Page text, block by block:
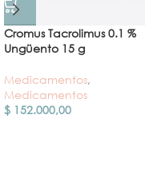
Cromus Tacrolimus 0.1 %
Ungüento 15 g
Medicamentos,
Medicamentos
$ 152.000,00